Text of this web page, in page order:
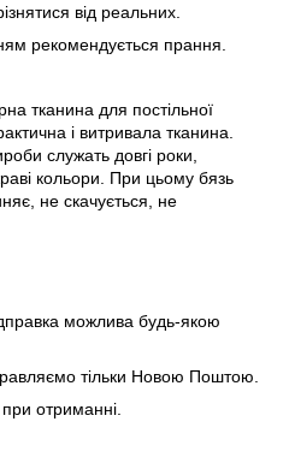
від реальних.
рекомендується прання.
тканина для постільної
і витривала тканина.
служать довгі роки,
кольори. При цьому бязь
не скачується, не
можлива будь-якою
тільки Новою Поштою.
отриманні.